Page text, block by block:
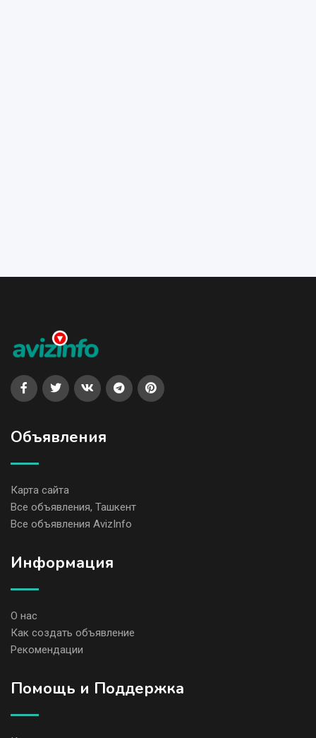
Объявления
Карта сайта
Все объявления, Ташкент
Все объявления AvizInfo
Информация
О нас
Как создать объявление
Рекомендации
Помощь и Поддержка